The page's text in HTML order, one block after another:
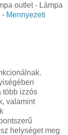
outlet - Lámpa
- Mennyezeti
több izzós
valamint
helységet meg